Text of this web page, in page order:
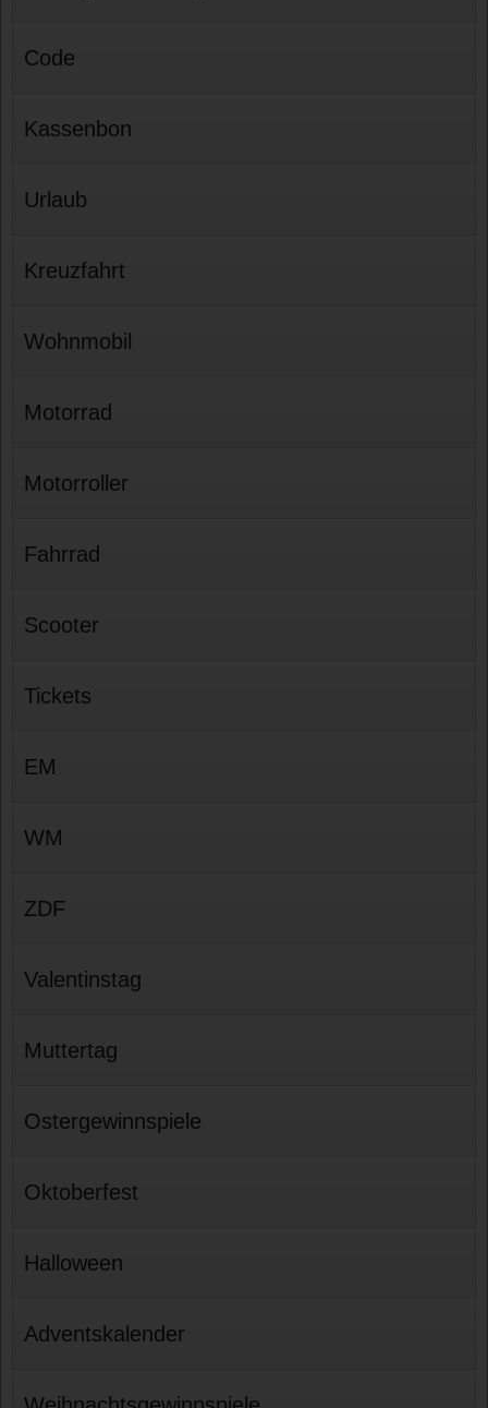
Code
Kassenbon
Urlaub
Kreuzfahrt
Wohnmobil
Motorrad
Motorroller
Fahrrad
Scooter
Tickets
EM
WM
ZDF
Valentinstag
Muttertag
Ostergewinnspiele
Oktoberfest
Halloween
Adventskalender